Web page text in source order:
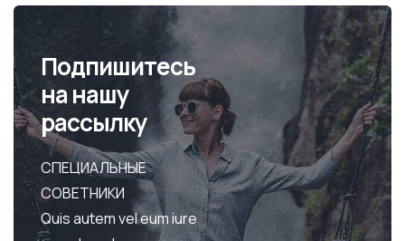
Подпишитесь
на нашу
рассылку
СПЕЦИАЛЬНЫЕ
СОВЕТНИКИ
Quis autem vel eum iure